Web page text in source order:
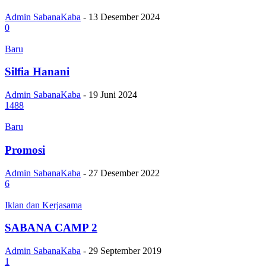
Admin SabanaKaba - 13 Desember 2024
0
Baru
Silfia Hanani
Admin SabanaKaba - 19 Juni 2024
1488
Baru
Promosi
Admin SabanaKaba - 27 Desember 2022
6
Iklan dan Kerjasama
SABANA CAMP 2
Admin SabanaKaba - 29 September 2019
1